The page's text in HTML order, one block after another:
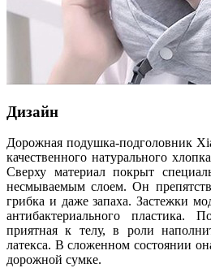
Дизайн
Дорожная подушка-подголовник
качественного натурального
Сверху материал покрыт
несмываемым слоем. Он
грибка и даже запаха. Застежки
антибактериального пластика.
приятная к телу, в роли
латекса. В сложенном состоянии
дорожной сумке.